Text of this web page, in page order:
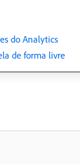
do Analytics
de forma livre